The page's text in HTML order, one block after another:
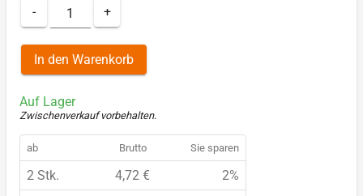
- +
In den Warenkorb
Auf Lager
Zwischenverkauf vorbehalten.
ab Brutto Sie sparen
2 Stk. 4,72 €
2%